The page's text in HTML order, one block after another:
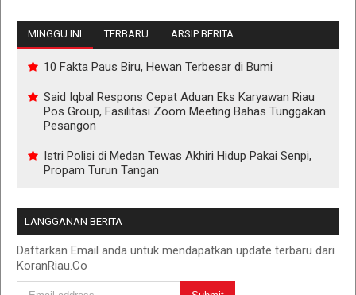
MINGGU INI TERBARU ARSIP BERITA
10 Fakta Paus Biru, Hewan Terbesar di Bumi
Said Iqbal Respons Cepat Aduan Eks Karyawan Riau
Pos Group, Fasilitasi Zoom Meeting Bahas Tunggakan
Pesangon
Istri Polisi di Medan Tewas Akhiri Hidup Pakai Senpi,
Propam Turun Tangan
LANGGANAN BERITA
Daftarkan Email anda untuk mendapatkan update terbaru dari
KoranRiau.Co